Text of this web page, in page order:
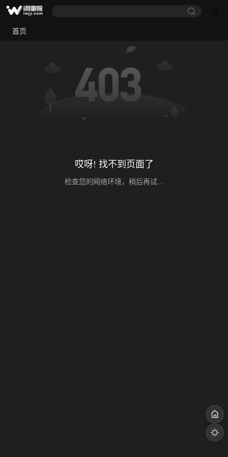
首页
哎呀! 找不到页面了
检查您的网络环境，稍后再试...